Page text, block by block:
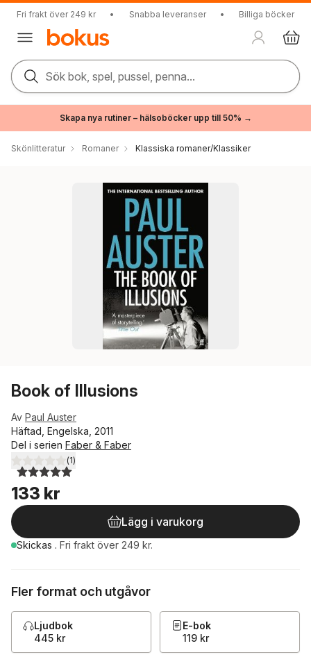
Fri frakt över 249 kr • Snabba leveranser • Billiga böcker
Sök bok, spel, pussel, penna...
Skapa nya rutiner – hälsoböcker upp till 50% →
Skönlitteratur Romaner Klassiska romaner/Klassiker
Book of Illusions
Av Paul Auster
Häftad, Engelska, 2011
Del i serien Faber & Faber
5,0utav 5 stjärnor. Totalt antal röster:
(1)
133 kr
Lägg i varukorg
Skickas . Fri frakt över 249 kr.
Fler format och utgåvor
Ljudbok
445 kr
E-bok
119 kr